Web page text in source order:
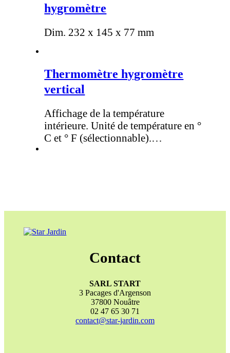
hygromètre
Dim. 232 x 145 x 77 mm
Thermomètre hygromètre
vertical
Affichage de la température
intérieure. Unité de température en °
C et ° F (sélectionnable).…
Contact
SARL START
3 Pacages d'Argenson
37800 Nouâtre
02 47 65 30 71
contact@star-jardin.com